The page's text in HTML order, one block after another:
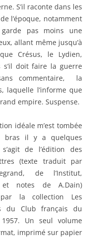
S’il raconte dans les
l’époque, notamment
pas moins une
allant même jusqu’à
Crésus, le Lydien,
s’il doit faire la guerre
commentaire, la
laquelle l’informe que
empire. Suspense.
idéale m’est tombée
bras il y a quelques
de l’édition des
(texte traduit par
de l’Institut,
et notes de A.Dain)
la collection Les
du Club français du
Un seul volume
imprimé sur papier